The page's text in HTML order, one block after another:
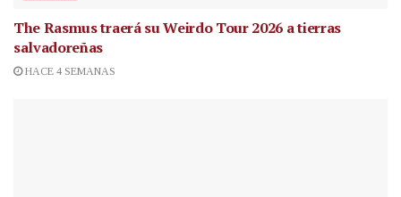
The Rasmus traerá su Weirdo Tour 2026 a tierras
salvadoreñas
HACE 4 SEMANAS